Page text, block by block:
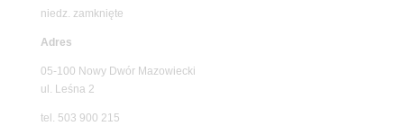
niedz. zamknięte
Adres
05-100 Nowy Dwór Mazowiecki
ul. Leśna 2
tel. 503 900 215